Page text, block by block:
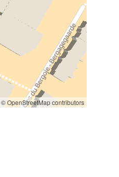
© OpenStreetMap contributors